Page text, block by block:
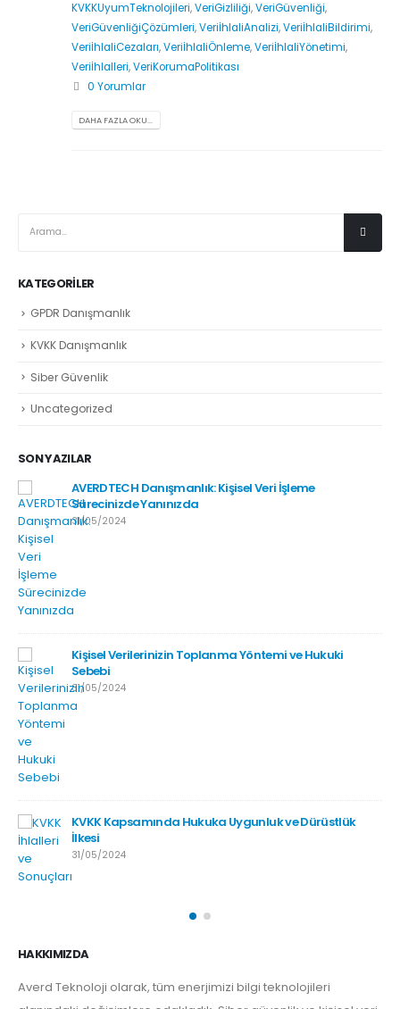
KVKKUyumTeknolojileri,VeriGizliliği,VeriGüvenliği,
VeriGüvenliğiÇözümleri,VeriİhlaliAnalizi,VeriİhlaliBildirimi,
VeriİhlaliCezaları,VeriİhlaliÖnleme,VeriİhlaliYönetimi,
Veriİhlalleri,VeriKorumaPolitikası
0 Yorumlar
DAHA FAZLA OKU...
KATEGORILER
GPDR Danışmanlık
KVKK Danışmanlık
Siber Güvenlik
Uncategorized
SON YAZILAR
AVERDTECH Danışmanlık: Kişisel Veri İşleme
Sürecinizde Yanınızda
31/05/2024
Kişisel Verilerinizin Toplanma Yöntemi ve Hukuki
Sebebi
31/05/2024
KVKK Kapsamında Hukuka Uygunluk ve Dürüstlük
İlkesi
31/05/2024
HAKKIMIZDA
Averd Teknoloji olarak, tüm enerjimizi bilgi teknolojileri